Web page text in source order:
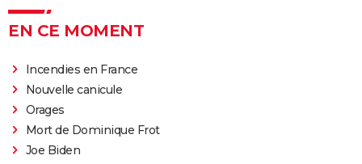
EN CE MOMENT
Incendies en France
Nouvelle canicule
Orages
Mort de Dominique Frot
Joe Biden